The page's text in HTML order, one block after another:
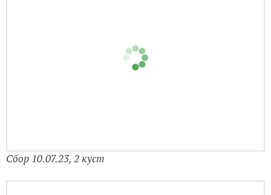
Сбор 10.07.23, 2 куст